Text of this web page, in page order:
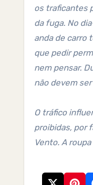
os traficantes
da fuga. No
anda de carro
que pedir
nem pensar.
não devem
O tráfico
proibidas, por
Vento. A